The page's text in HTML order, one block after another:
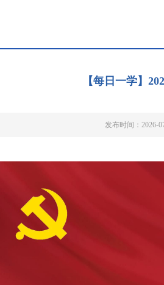
【每日一学】
发布时间：2026-